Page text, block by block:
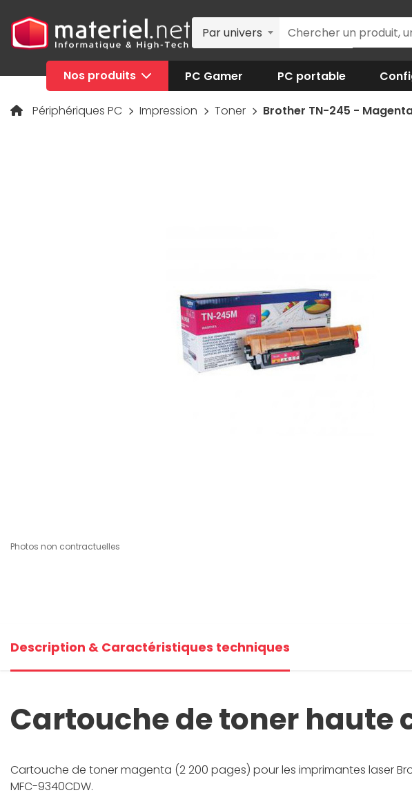
Par univers
Nos produits PC Gamer PC portable
Périphériques PC Impression Toner Brother TN-245 -
Photos non contractuelles
Description & Caractéristiques techniques
Cartouche de toner haute
Cartouche de toner magenta (2 200 pages) pour les imprimantes laser
MFC-9340CDW.